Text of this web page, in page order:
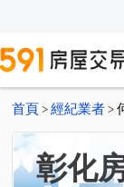
首頁 > 經紀業者 >
彰化